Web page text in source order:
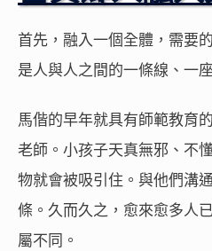
首先，融入一個全體，需要
是人與人之間的一條線、一
馬偕的早年就具有師範教育
老師。小孩子天真無邪、不
物就會被吸引住。與他們溝
條。久而久之，愈來愈多人
屬不同。